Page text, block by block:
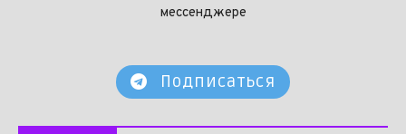
мессенджере
Подписаться